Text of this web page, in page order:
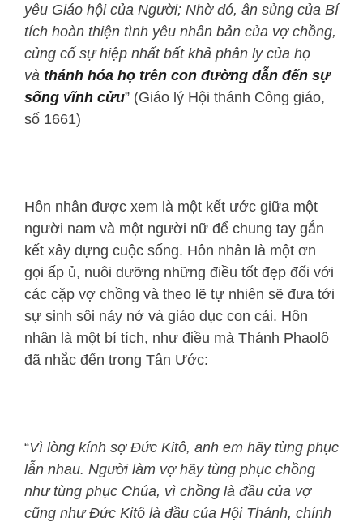
yêu Giáo hội của Người; Nhờ đó, ân sủng của Bí
tích hoàn thiện tình yêu nhân bản của vợ chồng,
củng cố sự hiệp nhất bất khả phân ly của họ
và thánh hóa họ trên con đường dẫn đến sự
sống vĩnh cửu” (Giáo lý Hội thánh Công giáo,
số 1661)
Hôn nhân được xem là một kết ước giữa một
người nam và một người nữ để chung tay gắn
kết xây dựng cuộc sống. Hôn nhân là một ơn
gọi ấp ủ, nuôi dưỡng những điều tốt đẹp đối với
các cặp vợ chồng và theo lẽ tự nhiên sẽ đưa tới
sự sinh sôi nảy nở và giáo dục con cái. Hôn
nhân là một bí tích, như điều mà Thánh Phaolô
đã nhắc đến trong Tân Ước:
“Vì lòng kính sợ Đức Kitô, anh em hãy tùng phục
lẫn nhau. Người làm vợ hãy tùng phục chồng
như tùng phục Chúa, vì chồng là đầu của vợ
cũng như Đức Kitô là đầu của Hội Thánh, chính